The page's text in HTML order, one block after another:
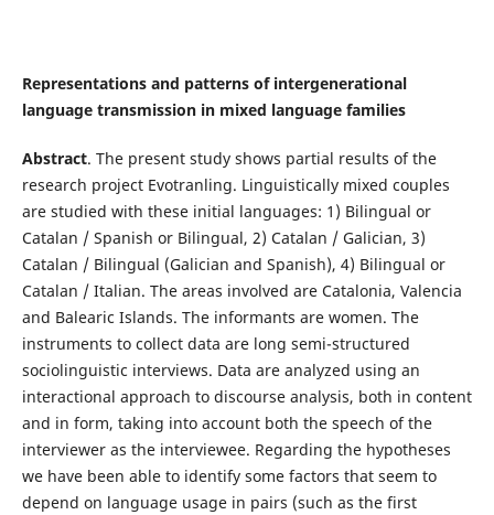
Representations and patterns of intergenerational
language transmission in mixed language families
Abstract. The present study shows partial results of the
research project Evotranling. Linguistically mixed couples
are studied with these initial languages: 1) Bilingual or
Catalan / Spanish or Bilingual, 2) Catalan / Galician, 3)
Catalan / Bilingual (Galician and Spanish), 4) Bilingual or
Catalan / Italian. The areas involved are Catalonia, Valencia
and Balearic Islands. The informants are women. The
instruments to collect data are long semi-structured
sociolinguistic interviews. Data are analyzed using an
interactional approach to discourse analysis, both in content
and in form, taking into account both the speech of the
interviewer as the interviewee. Regarding the hypotheses
we have been able to identify some factors that seem to
depend on language usage in pairs (such as the first